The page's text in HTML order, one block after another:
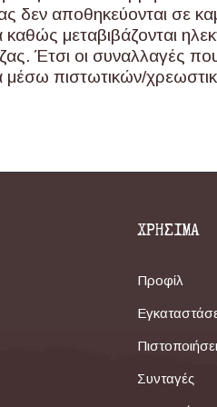
δεν αποθηκεύονται σε
καθώς μεταβιβάζονται
Έτσι οι συναλλαγές
μέσω πιστωτικών/
ΧΡΗΣΙΜΑ
Προφίλ
Συνταγές